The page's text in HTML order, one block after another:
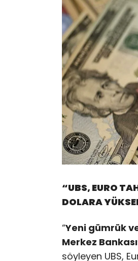
“UBS, EURO
DOLARA
“Yeni gümrük
Merkez
söyleyen UBS,